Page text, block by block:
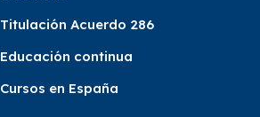
Titulación Acuerdo 286
Educación continua
Cursos en España